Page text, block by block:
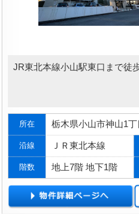
JR東北本線小山駅東口まで徒
所在 栃木県小山市神山1丁
沿線 ＪＲ東北本線
階数 地上7階 地下1階